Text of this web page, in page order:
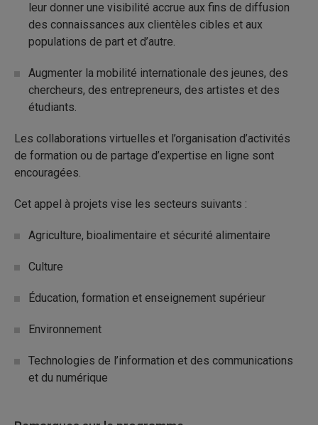
leur donner une visibilité accrue aux fins de diffusion
des connaissances aux clientèles cibles et aux
populations de part et d’autre.
Augmenter la mobilité internationale des jeunes, des
chercheurs, des entrepreneurs, des artistes et des
étudiants.
Les collaborations virtuelles et l’organisation d’activités
de formation ou de partage d’expertise en ligne sont
encouragées.
Cet appel à projets vise les secteurs suivants :
Agriculture, bioalimentaire et sécurité alimentaire
Culture
Éducation, formation et enseignement supérieur
Environnement
Technologies de l’information et des communications
et du numérique